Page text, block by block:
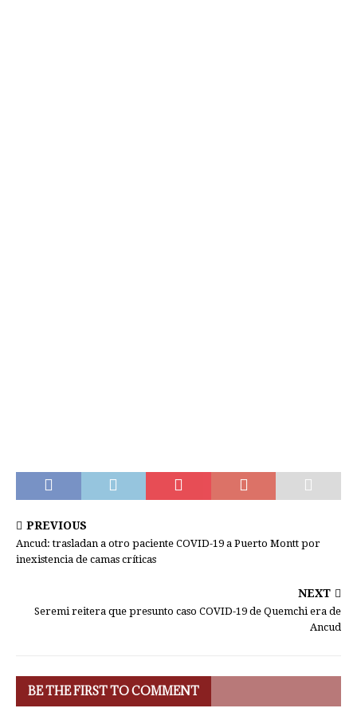
PREVIOUS
Ancud: trasladan a otro paciente COVID-19 a Puerto Montt por
inexistencia de camas críticas
NEXT
Seremi reitera que presunto caso COVID-19 de Quemchi era de
Ancud
BE THE FIRST TO COMMENT